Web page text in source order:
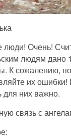
Очень!
людям
К сожалению,
их
для них важно.
связь с